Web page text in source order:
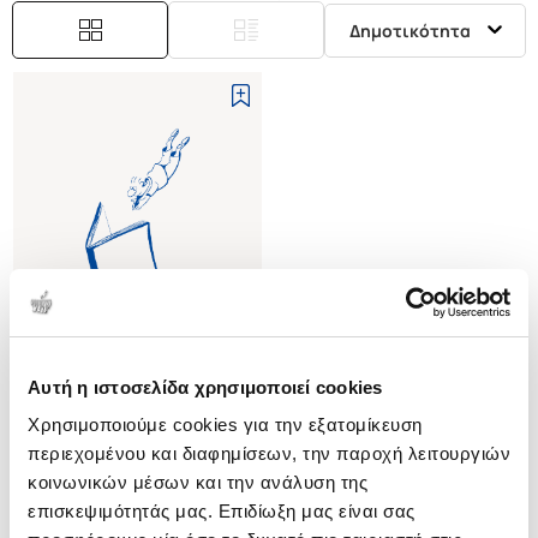
Αυτή η ιστοσελίδα χρησιμοποιεί cookies
Χρησιμοποιούμε cookies για την εξατομίκευση
περιεχομένου και διαφημίσεων, την παροχή λειτουργιών
κοινωνικών μέσων και την ανάλυση της
επισκεψιμότητάς μας. Επιδίωξη μας είναι σας
Δημοτικότητα
(0)
FROM SAVAGE TO CITIZEN
THE INVENTION OF THE
PEASANT IN THE FRENCH
ENLIGHTENMENT (H/B)
WYNGAARD S. AMY
Κωδ. Πολιτείας:1946-0003